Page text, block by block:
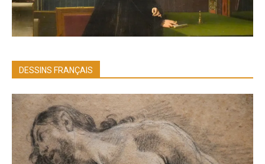
DESSINS FRANÇAIS